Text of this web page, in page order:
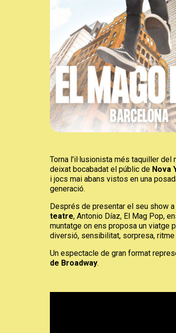
Torna l'il·lusionista més taquiller del
deixat bocabadat el públic de Nova
i jocs mai abans vistos en una
generació.
Després de presentar el seu show a
teatre, Antonio Díaz, El Mag Pop,
muntatge on ens proposa un viatge
diversió, sensibilitat, sorpresa, ritme
Un espectacle de gran format
de Broadway.